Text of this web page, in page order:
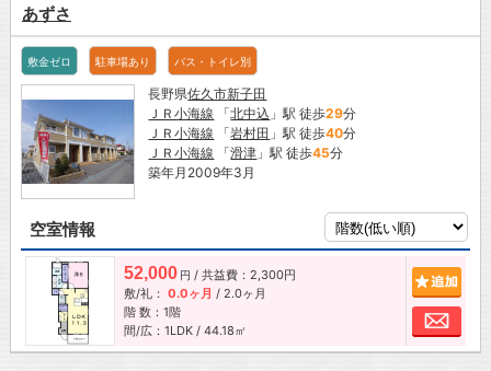
あずさ
敷金ゼロ 駐車場あり バス・トイレ別
長野県佐久市新子田
ＪＲ小海線 「北中込 」駅 徒歩29分
ＪＲ小海線 「岩村田 」駅 徒歩40分
ＪＲ小海線 「滑津 」駅 徒歩45分
築年月2009年3月
空室情報
52,000 円 / 共益費：2,300円
敷/礼： 0.0ヶ月 / 2.0ヶ月
階 数：1階
間/広：1LDK / 44.18㎡
お